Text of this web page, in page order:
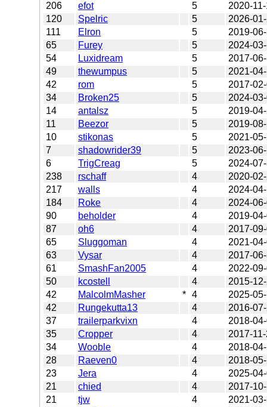
206
efot 5
2020-
120
Spelric 5
2026-
111
Elron 5
2019-
65
Furey 5
2024-
54
Luxidream 5
2017-
49
thewumpus 5
2021-
42
rom 5
2017-
34
Broken25 5
2024-
14
antalsz 5
2019-
11
Beezor 5
2019-
10
stikonas 5
2021-
7
shadowrider39 5
2023-
6
TrigCreag 5
2024-
238
rschaff 4
2020-
217
walls 4
2024-
184
Roke 4
2024-
90
beholder 4
2019-
87
oh6 4
2017-
65
Sluggoman 4
2021-
63
Vysar 4
2017-
61
SmashFan2005 4
2022-
50
kcostell 4
2015-
42
MalcolmMasher * 4
2025-
42
Rungekutta13 4
2016-
37
trailerparkvixn 4
2018-
35
Cropper 4
2017-
34
Wooble 4
2018-
28
Raeven0 4
2018-
23
Jera 4
2025-
21
chied 4
2017-
21
tjw 4
2021-